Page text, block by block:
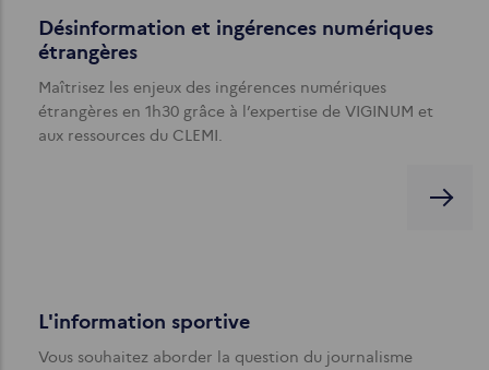
Désinformation et ingérences numériques
étrangères
Maîtrisez les enjeux des ingérences numériques
étrangères en 1h30 grâce à l’expertise de VIGINUM et
aux ressources du CLEMI.
L'information sportive
Vous souhaitez aborder la question du journalisme